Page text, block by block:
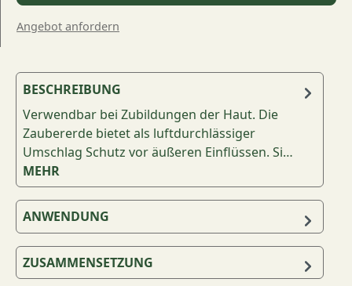
Angebot anfordern
BESCHREIBUNG
Verwendbar bei Zubildungen der Haut. Die
Zaubererde bietet als luftdurchlässiger
Umschlag Schutz vor äußeren Einflüssen. Si…
MEHR
ANWENDUNG
ZUSAMMENSETZUNG